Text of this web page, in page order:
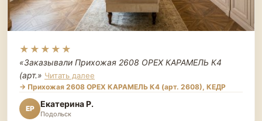
★★★★★
«Заказывали Прихожая 2608 ОРЕХ КАРАМЕЛЬ К4
(арт.» Читать далее
→ Прихожая 2608 ОРЕХ КАРАМЕЛЬ К4 (арт. 2608), КЕДР
ЕР Екатерина Р.
Подольск